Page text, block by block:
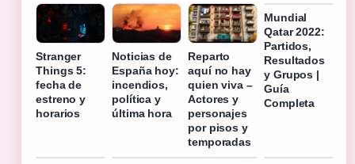
Stranger
Things 5:
fecha de
estreno y
horarios
Noticias de
España hoy:
incendios,
política y
última hora
Reparto
aquí no hay
quien viva –
Actores y
personajes
por pisos y
temporadas
Mundial
Qatar 2022:
Partidos,
Resultados
y Grupos |
Guía
Completa